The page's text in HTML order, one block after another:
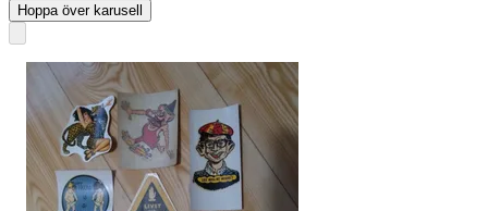
Hoppa över karusell